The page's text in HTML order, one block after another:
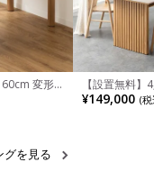
変形
ーブル モ
ンクリー
【設置無料】
グテーブルセ
セラミックテ
¥149,000 (
グを見る